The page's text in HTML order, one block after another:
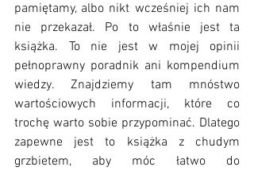
pamiętamy, albo nikt wcześniej ich nam
nie przekazał. Po to właśnie jest ta
książka. To nie jest w mojej opinii
pełnoprawny poradnik ani kompendium
wiedzy. Znajdziemy tam mnóstwo
wartościowych informacji, które co
trochę warto sobie przypominać. Dlatego
zapewne jest to książka z chudym
grzbietem, aby móc łatwo do